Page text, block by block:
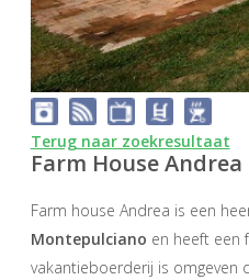
Terug naar zoekresultaat
Farm House
Farm house Andrea is een
Montepulciano en heeft een
vakantieboerderij is omgeven